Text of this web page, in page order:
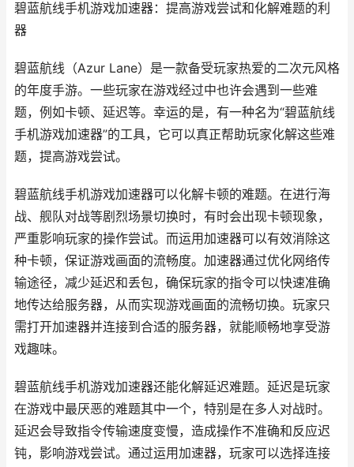
碧蓝航线手机游戏加速器：提高游戏尝试和化解难题的利
器
碧蓝航线（Azur Lane）是一款备受玩家热爱的二次元风格
的年度手游。一些玩家在游戏经过中也许会遇到一些难
题，例如卡顿、延迟等。幸运的是，有一种名为“碧蓝航线
手机游戏加速器”的工具，它可以真正帮助玩家化解这些难
题，提高游戏尝试。
碧蓝航线手机游戏加速器可以化解卡顿的难题。在进行海
战、舰队对战等剧烈场景切换时，有时会出现卡顿现象，
严重影响玩家的操作尝试。而运用加速器可以有效消除这
种卡顿，保证游戏画面的流畅度。加速器通过优化网络传
输途径，减少延迟和丢包，确保玩家的指令可以快速准确
地传达给服务器，从而实现游戏画面的流畅切换。玩家只
需打开加速器并连接到合适的服务器，就能顺畅地享受游
戏趣味。
碧蓝航线手机游戏加速器还能化解延迟难题。延迟是玩家
在游戏中最厌恶的难题其中一个，特别是在多人对战时。
延迟会导致指令传输速度变慢，造成操作不准确和反应迟
钝，影响游戏尝试。通过运用加速器，玩家可以选择连接